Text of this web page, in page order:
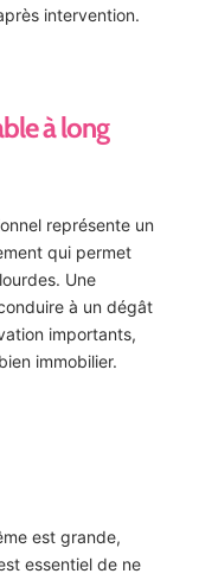
intervention.
à long
représente un
qui permet
Une
à un dégât
importants,
immobilier.
est grande,
essentiel de ne